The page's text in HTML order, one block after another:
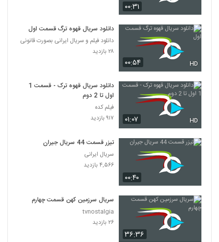
۰۰:۳۱
۰۰:۵۴ HD
دانلود سریال قهوه ترگ قسمت اول
دانلود فیلم و سریال ایرانی بصورت قانونی
۲۸ بازدید
۰۱:۰۷ HD
دانلود سریال قهوه ترک - قسمت 1
اول تا 2 دوم
فیلم کده
۹۱۷ بازدید
۰۰:۴۰
تیزر قسمت 44 سریال جیران
سریال ایرانی
۴,۵۶۶ بازدید
۳۶:۳۶
سریال سرزمین کهن قسمت چهارم
tvnostalgia
۲۶ بازدید